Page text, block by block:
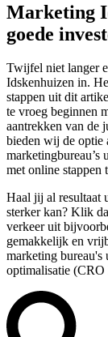
Marketing
goede
Twijfel niet langer
Idskenhuizen in.
stappen uit dit
te vroeg beginnen
aantrekken van de
bieden wij de optie
met online stappen
Haal jij al resultaat
sterker kan? Klik
verkeer uit
gemakkelijk en
marketing bureau's
optimalisatie (CRO